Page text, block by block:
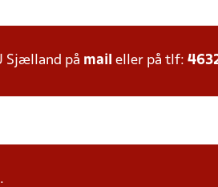
Sjælland på mail eller på tlf: